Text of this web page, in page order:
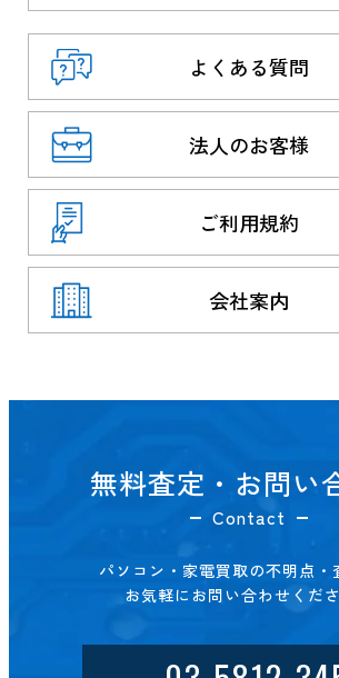
よくある質問
法人のお客様
ご利用規約
会社案内
無料査定・お問い
Contact
パソコン・家電買取の不明点・
お気軽にお問い合わせくださ